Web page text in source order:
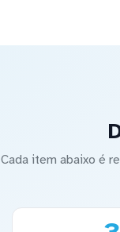
Cada item abaixo é